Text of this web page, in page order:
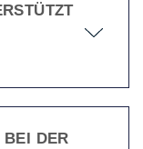
BEI DER